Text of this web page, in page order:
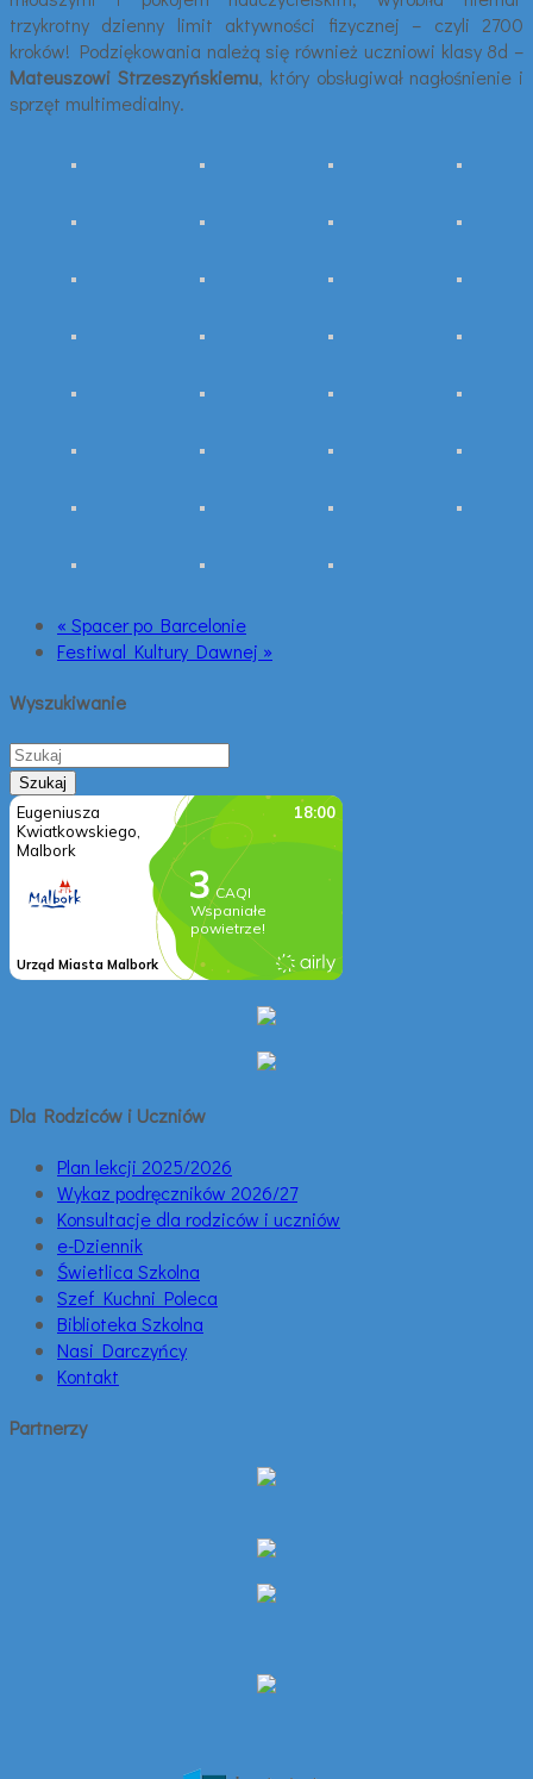
trzykrotny dzienny limit aktywności fizycznej – czyli 2700
kroków! Podziękowania należą się również uczniowi klasy 8d –
Mateuszowi Strzeszyńskiemu, który obsługiwał nagłośnienie i
sprzęt multimedialny.
« Spacer po Barcelonie
Festiwal Kultury Dawnej »
Wyszukiwanie
Dla Rodziców i Uczniów
Plan lekcji 2025/2026
Wykaz podręczników 2026/27
Konsultacje dla rodziców i uczniów
e-Dziennik
Świetlica Szkolna
Szef Kuchni Poleca
Biblioteka Szkolna
Nasi Darczyńcy
Kontakt
Partnerzy